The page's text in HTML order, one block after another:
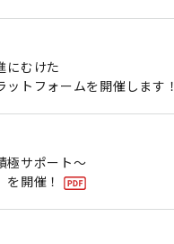
にむけた
ットフォームを開催します！
極サポート～
を開催！